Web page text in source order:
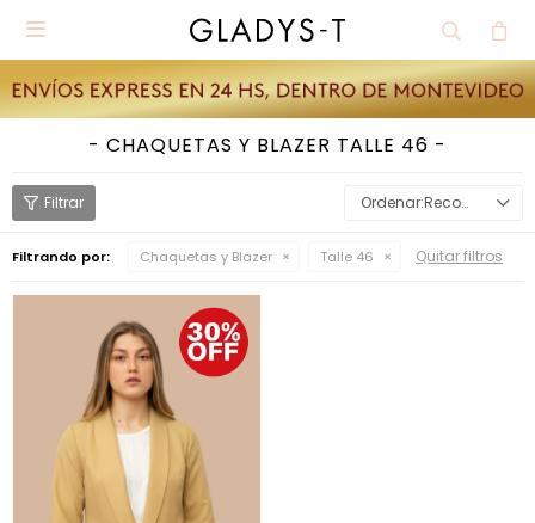

CHAQUETAS Y BLAZER TALLE 46
Recomendados
Filtrando por: Chaquetas y Blazer Talle 46 Quitar filtros